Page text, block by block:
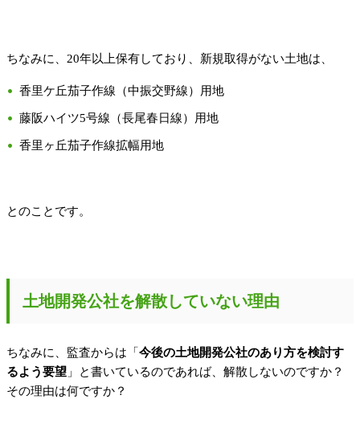
ちなみに、20年以上保有しており、新規取得がない土地は、
香里ケ丘茄子作線（中振交野線）用地
藤阪ハイツ5号線（長尾春日線）用地
香里ヶ丘茄子作線拡幅用地
とのことです。
土地開発公社を解散していない理由
ちなみに、監査からは「 今後の土地開発公社のあり方を検討す
るよう要望 」と書いているのであれば、解散しないのですか？
その理由は何ですか？